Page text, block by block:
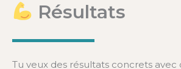
Résultats
Tu veux des résultats concrets avec